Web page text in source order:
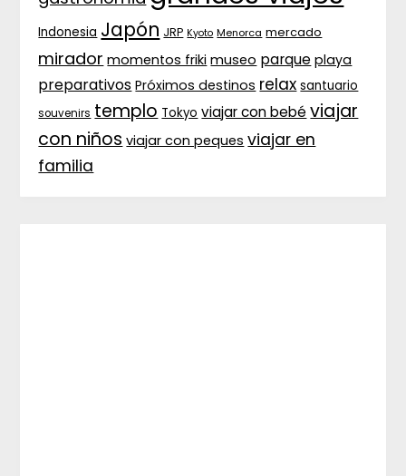
Indonesia Japón JRP Kyoto Menorca mercado
mirador momentos friki museo parque playa
preparativos Próximos destinos relax santuario
souvenirs templo Tokyo viajar con bebé viajar
con niños viajar con peques viajar en
familia